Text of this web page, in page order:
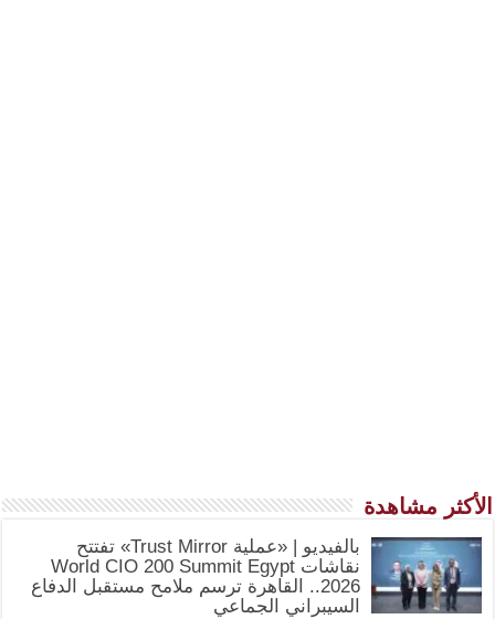
الأكثر مشاهدة
بالفيديو | «عملية Trust Mirror» تفتتح
نقاشات World CIO 200 Summit Egypt
2026.. القاهرة ترسم ملامح مستقبل الدفاع
السيبراني الجماعي